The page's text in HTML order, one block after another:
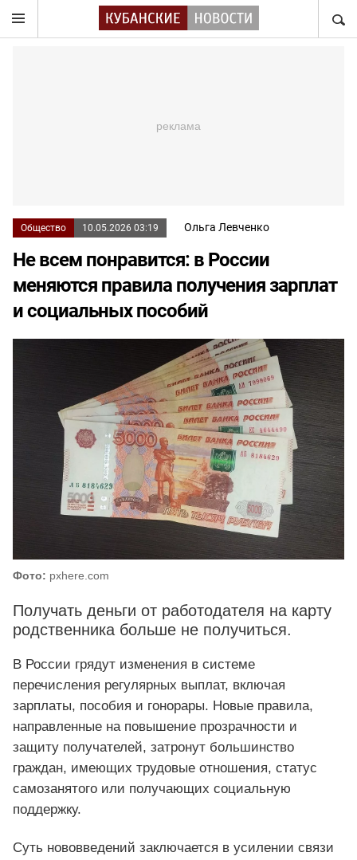
Общество 10.05.2026 03:19 Ольга Левченко
Не всем понравится: в России
меняются правила получения зарплат
и социальных пособий
Фото: pxhere.com
Получать деньги от работодателя на карту
родственника больше не получиться.
В России грядут изменения в системе
перечисления регулярных выплат, включая
зарплаты, пособия и гонорары. Новые правила,
направленные на повышение прозрачности и
защиту получателей, затронут большинство
граждан, имеющих трудовые отношения, статус
самозанятого или получающих социальную
поддержку.
Суть нововведений заключается в усилении связи